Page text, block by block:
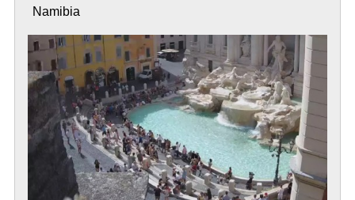
Namibia